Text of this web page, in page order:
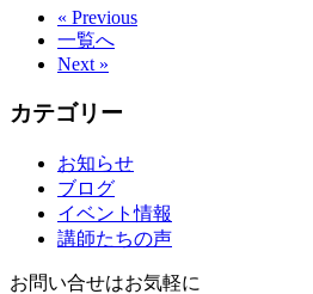
« Previous
一覧へ
Next »
カテゴリー
お知らせ
ブログ
イベント情報
講師たちの声
お問い合せはお気軽に